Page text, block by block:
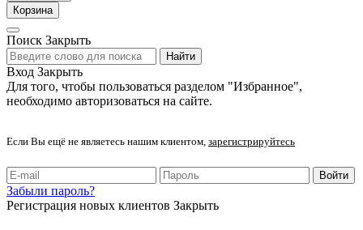
Корзина
Поиск Закрыть
Найти
Вход Закрыть
Для того, чтобы пользоваться разделом "Избранное",
необходимо авторизоваться на сайте.
Если Вы ещё не являетесь нашим клиентом, зарегистрируйтесь
Войти
Забыли пароль?
Регистрация новых клиентов Закрыть